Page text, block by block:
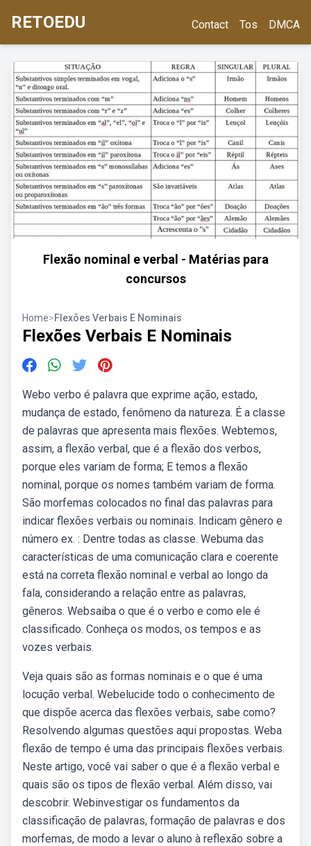
RETOEDU Contact Tos DMCA
Flexão nominal e verbal - Matérias para
concursos
Home>Flexões Verbais E Nominais
Flexões Verbais E Nominais
Webo verbo é palavra que exprime ação, estado,
mudança de estado, fenômeno da natureza. É a classe
de palavras que apresenta mais flexões. Webtemos,
assim, a flexão verbal, que é a flexão dos verbos,
porque eles variam de forma; E temos a flexão
nominal, porque os nomes também variam de forma.
São morfemas colocados no final das palavras para
indicar flexões verbais ou nominais. Indicam gênero e
número ex. : Dentre todas as classe. Webuma das
características de uma comunicação clara e coerente
está na correta flexão nominal e verbal ao longo da
fala, considerando a relação entre as palavras,
gêneros. Websaiba o que é o verbo e como ele é
classificado. Conheça os modos, os tempos e as
vozes verbais.
Veja quais são as formas nominais e o que é uma
locução verbal. Webelucide todo o conhecimento de
que dispõe acerca das flexões verbais, sabe como?
Resolvendo algumas questões aqui propostas. Weba
flexão de tempo é uma das principais flexões verbais.
Neste artigo, você vai saber o que é a flexão verbal e
quais são os tipos de flexão verbal. Além disso, vai
descobrir. Webinvestigar os fundamentos da
classificação de palavras, formação de palavras e dos
morfemas, de modo a levar o aluno à reflexão sobre a